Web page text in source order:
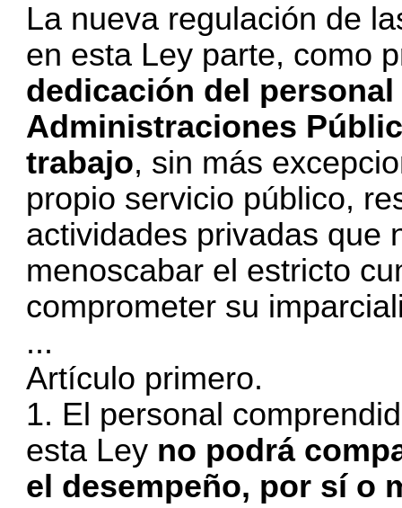
La nueva regulación de
en esta Ley parte, como
dedicación del
Administraciones
trabajo, sin más
propio servicio público,
actividades privadas que
menoscabar el estricto
comprometer su
...
Artículo primero.
1. El personal
esta Ley no podrá
el desempeño, por sí o